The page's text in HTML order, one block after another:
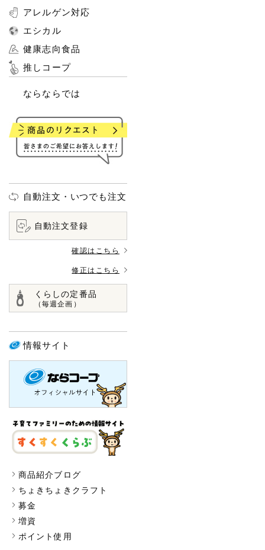
アレルゲン対応
エシカル
健康志向食品
推しコープ
ならならでは
自動注文・いつでも注文
自動注文登録
確認はこちら
修正はこちら
くらしの定番品
（毎週企画）
情報サイト
商品紹介ブログ
ちょきちょきクラフト
募金
増資
ポイント使用